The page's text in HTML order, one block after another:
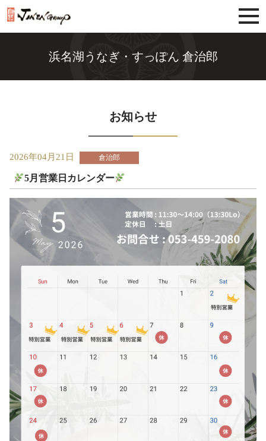
浜名湖うなぎ・すっぽん 倉治郎
お知らせ
2026年04月21日 倉治郎
5月営業日カレンダー